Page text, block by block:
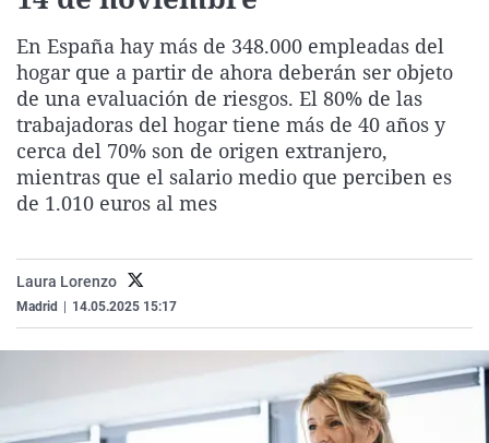
Gente viajera
Como el perro y el
Retornados
Equipo de
Operación Viuda
Galicia
La Rioja
Navarra
País Vasco
Televisión
Elecciones
En España hay más de 348.000 empleadas del
hogar que a partir de ahora deberán ser objeto
de una evaluación de riesgos. El 80% de las
trabajadoras del hogar tiene más de 40 años y
cerca del 70% son de origen extranjero,
mientras que el salario medio que perciben es
de 1.010 euros al mes
Laura Lorenzo
Madrid 14.05.2025 15:17